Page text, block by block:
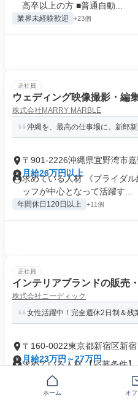
高卒以上の方 ■普通自動...
業界未経験歓迎 +23個
正社員
ウェディング映像撮影・編
株式会社MARRY MARBLE
沖縄を、最高の仕事場に。新郎
〒901-2226沖縄県宜野湾市嘉
月給26万円以上
求めている人材 《ブライダ
ッフが中心となって活躍す...
年間休日120日以上 +11個
正社員
インテリアブランドの販売
株式会社ニーディック
女性活躍中！完全週休2日制＆残
〒160-0022東京都新宿区新宿
月給23万円～27万円
求めている人材 【応募条件
歓迎条件＞ ・何かしらの...
業界未経験歓迎
ホーム オ